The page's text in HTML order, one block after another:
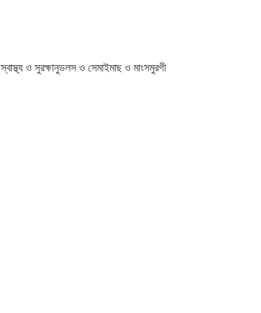
স্বাস্থ্য ও সুরক্ষানুডলস ও সেমাইমাছ ও মাংসমুরগী